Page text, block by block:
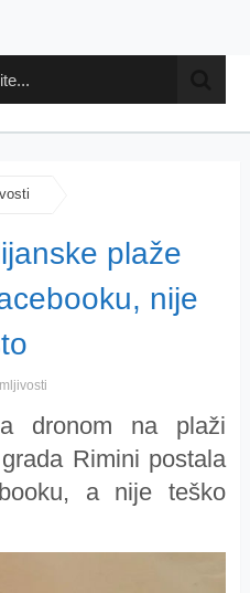
plaže
nije
dronom na plaži
Rimini postala
a nije teško